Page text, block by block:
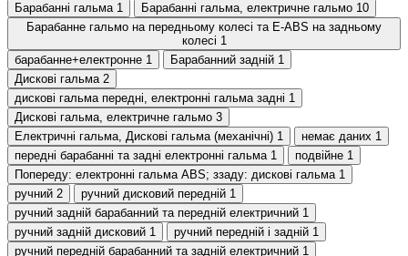
Барабанні гальма 1 Барабанні гальма, електричне гальмо 10
Барабанне гальмо на передньому колесі та E-ABS на задньому
колесі 1
барабанне+електронне 1 Барабанний задній 1
Дискові гальма 2
дискові гальма передні, електронні гальма задні 1
Дискові гальма, електричне гальмо 3
Електричні гальма, Дискові гальма (механічні) 1 немає даних 1
передні барабанні та задні електронні гальма 1 подвійне 1
Попереду: електронні гальма ABS; ззаду: дискові гальма 1
ручний 2 ручний дисковий передній 1
ручний задній барабанний та передній електричний 1
ручний задній дисковий 1 ручний передній і задній 1
ручний передній барабанний та задній електричний 1